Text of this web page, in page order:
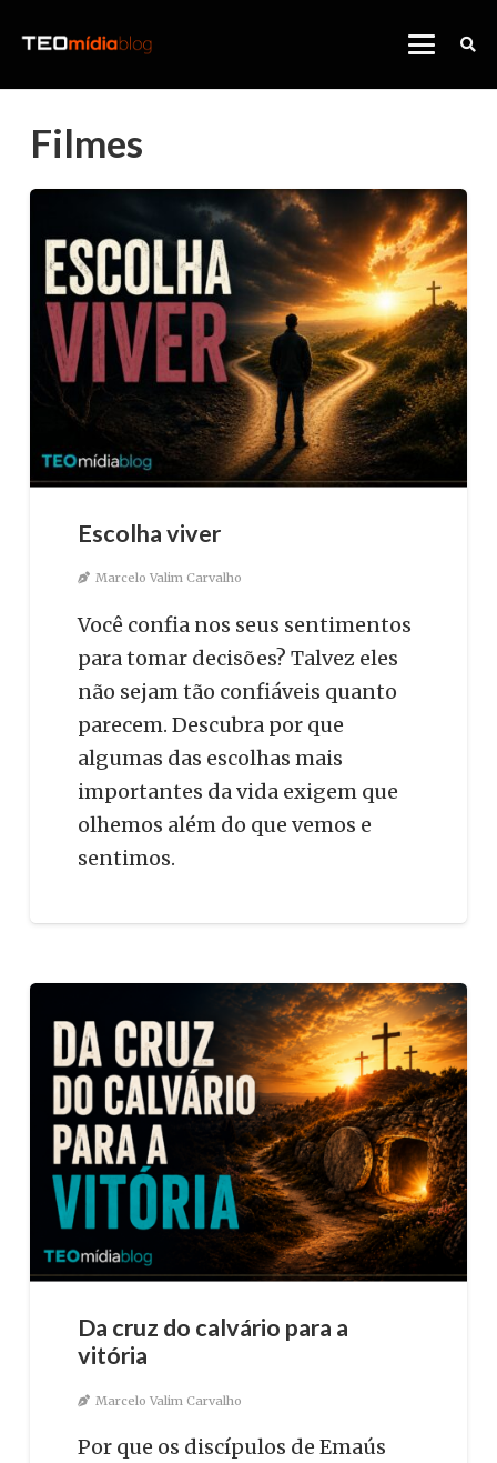
Filmes
Escolha viver
Marcelo Valim Carvalho
Você confia nos seus sentimentos
para tomar decisões? Talvez eles
não sejam tão confiáveis quanto
parecem. Descubra por que
algumas das escolhas mais
importantes da vida exigem que
olhemos além do que vemos e
sentimos.
Da cruz do calvário para a
vitória
Marcelo Valim Carvalho
Por que os discípulos de Emaús